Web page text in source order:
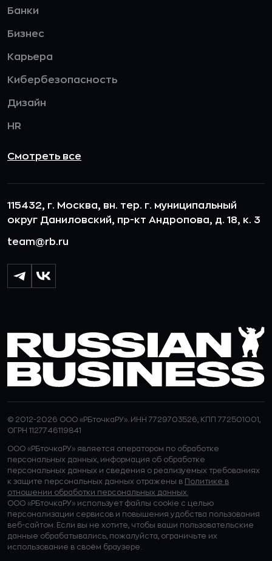
Банки
Бизнес
Карьера
Кибербезопасность
Дизайн
HR
Смотреть все
115432, г. Москва, вн. тер. г. муниципальный
округ Даниловский, пр-кт Андропова, д. 18, к. 3
team@rb.ru
© 2012-2026 ООО «РБточкаРУ». ИНН 7729703526, КПП 772501001,
ОГРН 1127746119841
ООО «РБточкаРУ» является оператором по обработке
персональных данных, информация об обработке
персональных данных и сведения о реализуемых требованиях
к защите персональных данных отражены в
Политике в
отношении обработки персональных данных.
ООО «РБточкаРУ» использует файлы cookie с целью
персонализации сервисов и повышения удобства пользования
веб-сайтом. Если вы не хотите, чтобы ваши пользовательские
данные обрабатывались, пожалуйста, ограничьте их
использование в своём браузере.